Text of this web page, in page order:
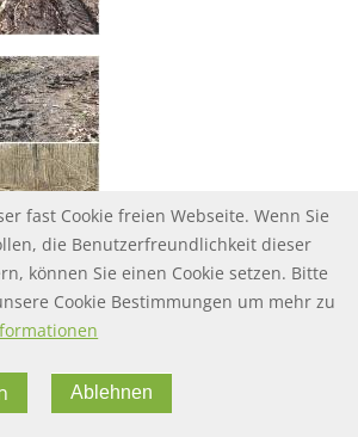
FOOTER-DATENSCHUTZ
Datenschutz
fast Cookie freien Webseite. Wenn Sie
die Benutzerfreundlichkeit dieser
können Sie einen Cookie setzen. Bitte
Cookie Bestimmungen um mehr zu
Ablehnen